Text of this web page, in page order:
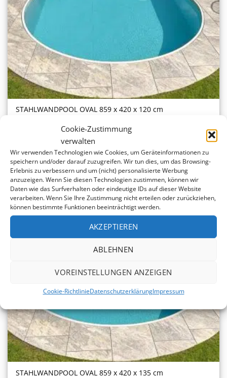
Cookie-Zustimmung
verwalten
Wir verwenden Technologien wie Cookies, um Geräteinformationen zu
speichern und/oder darauf zuzugreifen. Wir tun dies, um das Browsing-
Erlebnis zu verbessern und um (nicht) personalisierte Werbung
anzuzeigen. Wenn Sie diesen Technologien zustimmen, können wir
Daten wie das Surfverhalten oder eindeutige IDs auf dieser Website
verarbeiten. Wenn Sie Ihre Zustimmung nicht erteilen oder zurückziehen,
können bestimmte Funktionen beeinträchtigt werden.
AKZEPTIEREN
ABLEHNEN
VOREINSTELLUNGEN ANZEIGEN
Cookie-RichtlinieDatenschutzerklärungImpressum
STAHL­WAND­POOL OVAL 859 x 420 x 120 cm
bis -20%
STAHL­WAND­POOL OVAL 859 x 420 x 135 cm